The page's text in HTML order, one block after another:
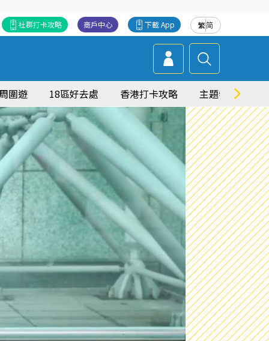
繁简
下載 App
商戶中心
社群打卡攻略
圍遊 18區好去處 香港打卡攻略 主題特集